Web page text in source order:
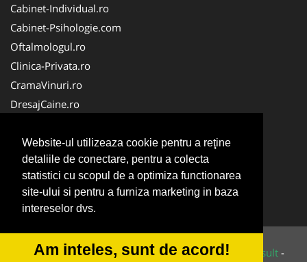
Website-ul utilizeaza cookie pentru a reţine
detaliile de conectare, pentru a colecta
statistici cu scopul de a optimiza functionarea
site-ului si pentru a furniza marketing in baza
intereselor dvs.
Am inteles, sunt de acord!
Cabinet-Individual.ro
Cabinet-Psihologie.com
Oftalmologul.ro
Clinica-Privata.ro
CramaVinuri.ro
DresajCaine.ro
Alpinist-Utilitar.com
Birouri-Cadastru.ro
Cardiologul.ro
Service-Reparatii.com
© 2014-2026 Powered byVilonMedia&Tokaido Consult -